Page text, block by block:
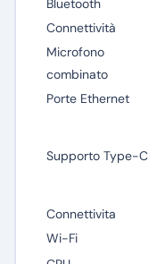
Bluetooth
Connettività
Microfono
combinato
Porte Ethernet
Supporto Type-C
Connettivita
Wi-Fi